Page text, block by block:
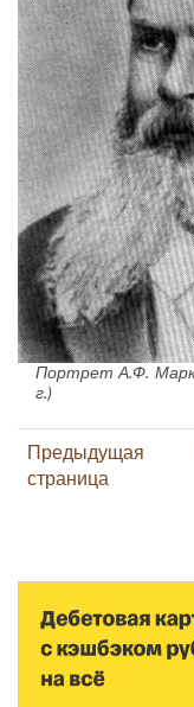
Портрет А.Ф.
г.)
Предыдущая
страница